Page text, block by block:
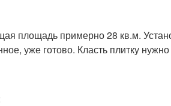
площадь примерно 28 кв.м.
уже готово. Класть плитку